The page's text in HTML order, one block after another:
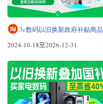
3c数码以旧换新政府补贴商品
2024-10-18至2026-12-31